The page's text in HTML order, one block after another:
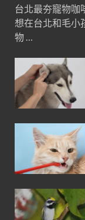
台北最夯寵物咖
想在台北和毛小
物 …